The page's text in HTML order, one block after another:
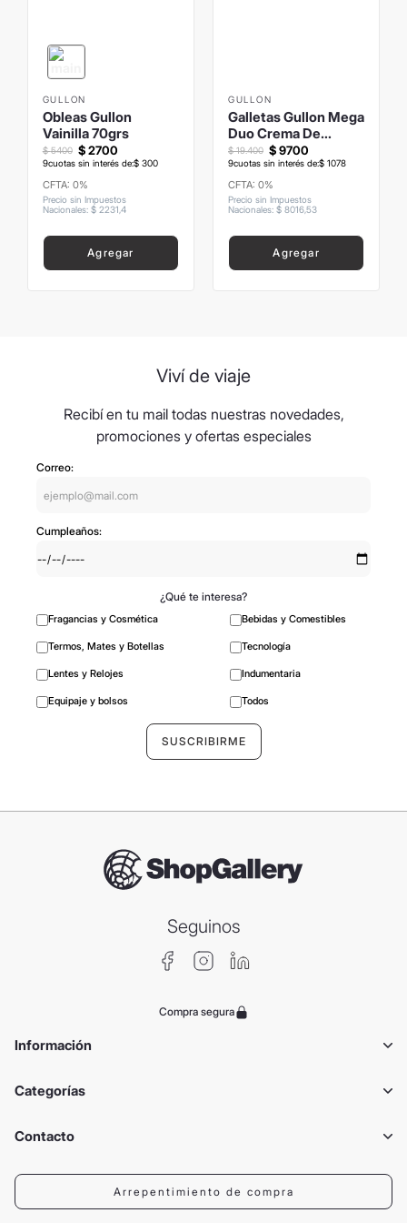
GULLON
Obleas Gullon
Vainilla 70grs
$ 2700
$ 5400
9cuotas sin interés de:$ 300
CFTA: 0%
Precio sin Impuestos
Nacionales: $ 2231 4
Agregar
GULLON
Galletas Gullon Mega
Duo Crema De
Chocolate 500gr
$9700
$ 19.400
9cuotas sin interés de:$ 1078
CFTA: 0%
Precio sin Impuestos
Nacionales: $ 801653
Agregar
Viví de viaje
Recibí en tu mail todas nuestras novedades,
promociones y ofertas especiales
Correo:
Cumpleaños:
¿Qué te interesa?
Fragancias y Cosmética Bebidas y Comestibles
Termos, Mates y Botellas Tecnología
Lentes y Relojes Indumentaria
Equipaje y bolsos Todos
Seguinos
Compra segura
Información
Categorías
Contacto
Arrepentimiento de compra
9.
10.